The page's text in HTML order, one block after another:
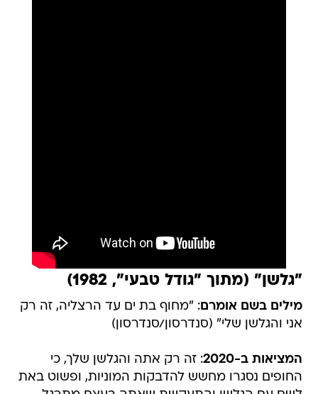
"גלשן" (מתוך "גודל טבעי", 1982)
מילים בשם אומרם: "מחוף בת ים עד הרצליה, זה רק
אני והגלשן שלי" (סנדרסון/סנדרסון)
המציאות ב-2020
: זה רק אתה והגלשן שלך, כי
החופים נסגרו מחשש להדבקות המוניות, ופשוט באת